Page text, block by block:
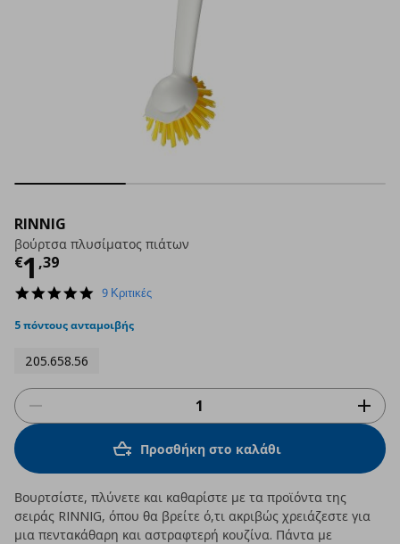
RINNIG
βούρτσα πλυσίματος πιάτων
€1 ,39
Τρέχουσα τιμή
4.8
rating
9 Κριτικές
5 πόντους ανταμοιβής
205.658.56
Προσθήκη στο καλάθι
Βουρτσίστε, πλύνετε και καθαρίστε με τα προϊόντα της
σειράς RINNIG, όπου θα βρείτε ό,τι ακριβώς χρειάζεστε για
μια πεντακάθαρη και αστραφτερή κουζίνα. Πάντα με